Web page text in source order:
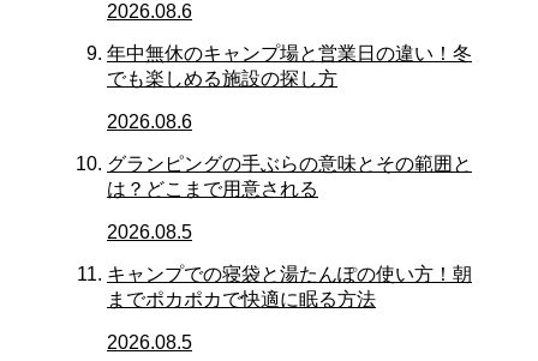
2026.08.6
年中無休のキャンプ場と営業日の違い！冬
でも楽しめる施設の探し方
2026.08.6
グランピングの手ぶらの意味とその範囲と
は？どこまで用意される
2026.08.5
キャンプでの寝袋と湯たんぽの使い方！朝
までポカポカで快適に眠る方法
2026.08.5